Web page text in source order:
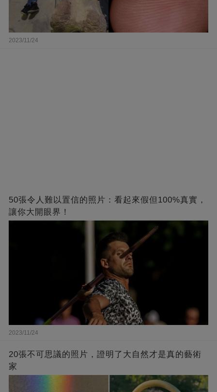
2023/11/24
50張令人難以置信的照片：看起來假但100%真實，
讓你大開眼界！
2023/11/24
20張不可思議的照片，證明了大自然才是真的藝術
家